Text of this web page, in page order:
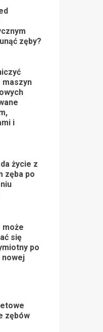
zęby?
i
życie z
zęba po
może
się
po
nowej
zębów